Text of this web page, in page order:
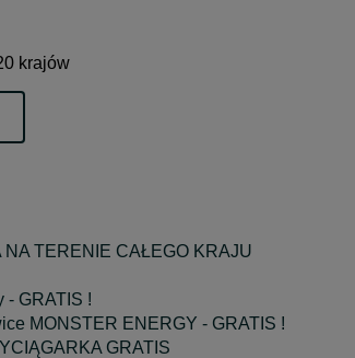
krajów
new tab
NA TERENIE CAŁEGO KRAJU
- GRATIS !
MONSTER ENERGY - GRATIS !
GRATIS